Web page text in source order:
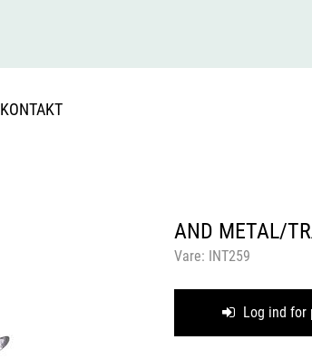
KONTAKT
AND METAL/
Vare: INT259
Log ind for